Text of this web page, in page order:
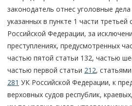
законодатель отнес уголовные
указанных в пункте 1 части третьей
Российской Федерации, за
преступлениях, предусмотренных
частью пятой статьи 132, частью
частью первой статьи 212, статьями
281 УК Российской Федерации, к
верховных судов республик,